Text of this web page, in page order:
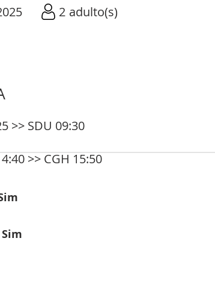
2 adulto(s)
>> SDU 09:30
>> CGH 15:50
Sim